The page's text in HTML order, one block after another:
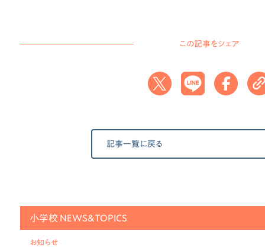
この記事をシェア
記事一覧に戻る
小学校 NEWS&TOPICS
お知らせ